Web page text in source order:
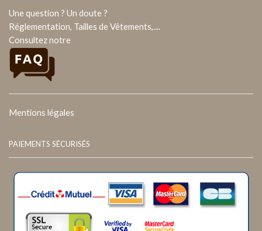
Une question ? Un doute ?
Réglementation, Tailles de Vêtements,....
Consultez notre
Mentions légales
PAIEMENTS SÉCURISÉS